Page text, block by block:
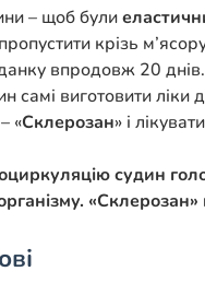
– щоб були
крізь
впродовж 20
виготовити
«Склерозан» і
судин